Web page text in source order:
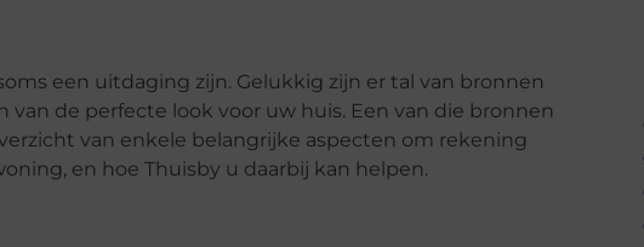
een uitdaging zijn. Gelukkig zijn er tal van bronnen
de perfecte look voor uw huis. Een van die bronnen
van enkele belangrijke aspecten om rekening
en hoe Thuisby u daarbij kan helpen.